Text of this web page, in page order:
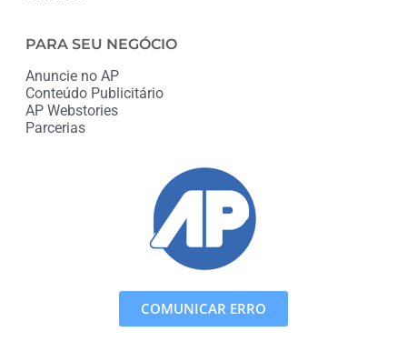
PARA SEU NEGÓCIO
Anuncie no AP
Conteúdo Publicitário
AP Webstories
Parcerias
COMUNICAR ERRO